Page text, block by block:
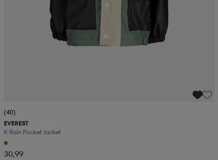
(40)
EVEREST
K Rain Pocket Jacket
30,99